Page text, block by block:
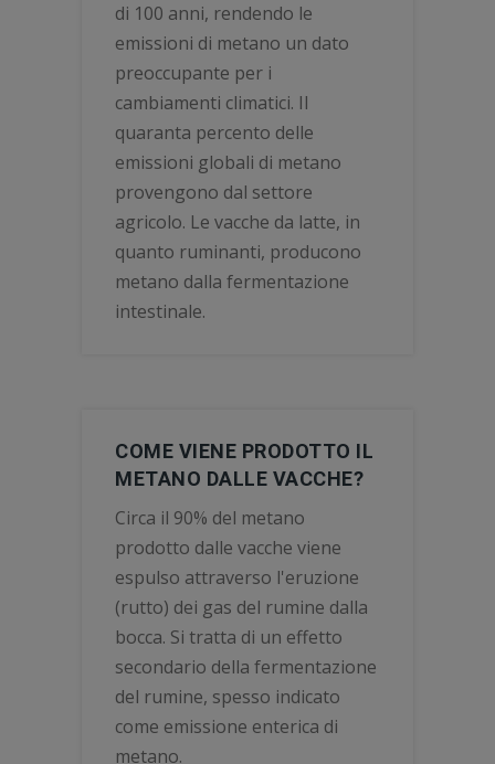
di 100 anni, rendendo le
emissioni di metano un dato
preoccupante per i
cambiamenti climatici. Il
quaranta percento delle
emissioni globali di metano
provengono dal settore
agricolo. Le vacche da latte, in
quanto ruminanti, producono
metano dalla fermentazione
intestinale.
COME VIENE PRODOTTO IL
METANO DALLE VACCHE?
Circa il 90% del metano
prodotto dalle vacche viene
espulso attraverso l'eruzione
(rutto) dei gas del rumine dalla
bocca. Si tratta di un effetto
secondario della fermentazione
del rumine, spesso indicato
come emissione enterica di
metano.